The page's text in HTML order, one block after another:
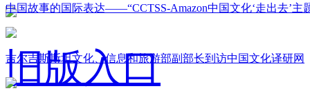
中国故事的国际表达——“CCTSS-Amazon中国文化‘走出去’主
吉尔吉斯斯坦文化、信息和旅游部副部长到访中国文化译研网
旧版入口